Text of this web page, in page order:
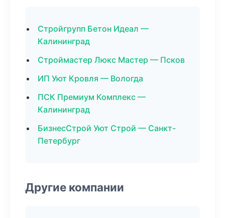
Стройгрупп Бетон Идеал —
Калининград
Строймастер Люкс Мастер — Псков
ИП Уют Кровля — Вологда
ПСК Премиум Комплекс —
Калининград
БизнесСтрой Уют Строй — Санкт-
Петербург
Другие компании